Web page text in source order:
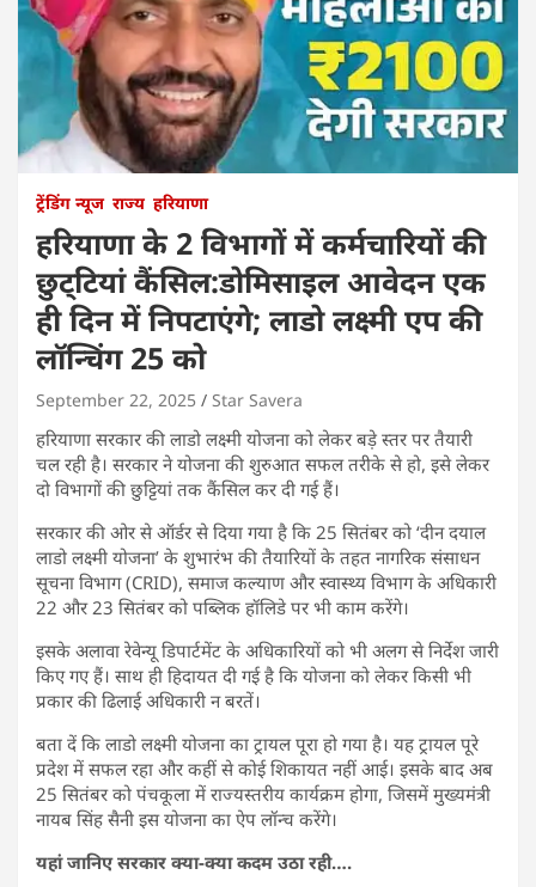
ट्रेंडिंग न्यूज राज्य हरियाणा
हरियाणा के 2 विभागों में कर्मचारियों की
छुट्‌टियां कैंसिल:डोमिसाइल आवेदन एक
ही दिन में निपटाएंगे; लाडो लक्ष्मी एप की
लॉन्चिंग 25 को
September 22, 2025 Star Savera
हरियाणा सरकार की लाडो लक्ष्मी योजना को लेकर बड़े स्तर पर तैयारी
चल रही है। सरकार ने योजना की शुरुआत सफल तरीके से हो, इसे लेकर
दो विभागों की छुट्टियां तक कैंसिल कर दी गई हैं।
सरकार की ओर से ऑर्डर से दिया गया है कि 25 सितंबर को ‘दीन दयाल
लाडो लक्ष्मी योजना’ के शुभारंभ की तैयारियों के तहत नागरिक संसाधन
सूचना विभाग (CRID), समाज कल्याण और स्वास्थ्य विभाग के अधिकारी
22 और 23 सितंबर को पब्लिक हॉलिडे पर भी काम करेंगे।
इसके अलावा रेवेन्यू डिपार्टमेंट के अधिकारियों को भी अलग से निर्देश जारी
किए गए हैं। साथ ही हिदायत दी गई है कि योजना को लेकर किसी भी
प्रकार की ढिलाई अधिकारी न बरतें।
बता दें कि लाडो लक्ष्मी योजना का ट्रायल पूरा हो गया है। यह ट्रायल पूरे
प्रदेश में सफल रहा और कहीं से कोई शिकायत नहीं आई। इसके बाद अब
25 सितंबर को पंचकूला में राज्यस्तरीय कार्यक्रम होगा, जिसमें मुख्यमंत्री
नायब सिंह सैनी इस योजना का ऐप लॉन्च करेंगे।
यहां जानिए सरकार क्या-क्या कदम उठा रही….